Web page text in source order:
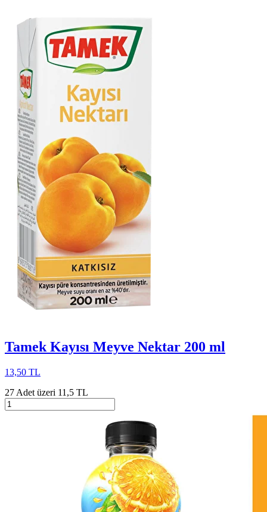
Tamek Kayısı Meyve Nektar 200 ml
13,50 TL
27 Adet üzeri 11,5 TL